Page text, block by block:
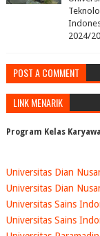
2024/
POST A COMMENT
LINK MENARIK
Program Kelas
Universitas Dian
Universitas Dian
Universitas Sains
Universitas Sains